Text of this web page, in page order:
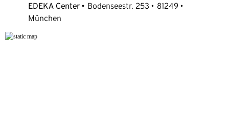
EDEKA Center Bodenseestr. 253
81249
München